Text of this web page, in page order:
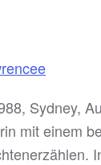
Sydney,
mit einem